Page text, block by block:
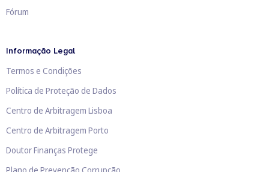
Fórum
Informação Legal
Termos e Condições
Política de Proteção de Dados
Centro de Arbitragem Lisboa
Centro de Arbitragem Porto
Doutor Finanças Protege